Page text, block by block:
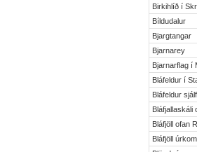
Birkihlíð í
Bíldudalur
Bjargtangar
Bjarnarey
Bjarnarflag í
Bláfeldur í
Bláfeldur
Bláfjallaskáli
Bláfjöll ofan
Bláfjöll